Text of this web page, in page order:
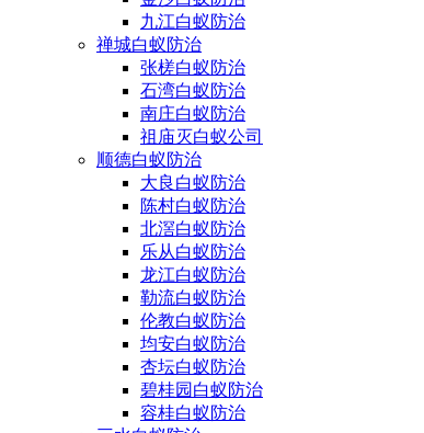
九江白蚁防治
禅城白蚁防治
张槎白蚁防治
石湾白蚁防治
南庄白蚁防治
祖庙灭白蚁公司
顺德白蚁防治
大良白蚁防治
陈村白蚁防治
北滘白蚁防治
乐从白蚁防治
龙江白蚁防治
勒流白蚁防治
伦教白蚁防治
均安白蚁防治
杏坛白蚁防治
碧桂园白蚁防治
容桂白蚁防治